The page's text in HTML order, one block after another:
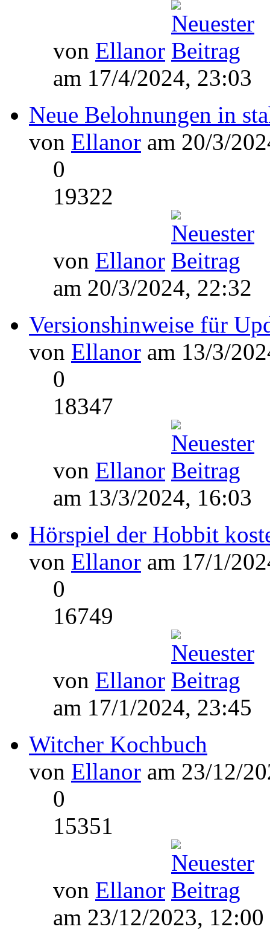
von Ellanor
am 17/4/2024, 23:03
Neue Belohnungen in
von Ellanor am 20/3/
0
19322
von Ellanor
am 20/3/2024, 22:32
Versionshinweise für
von Ellanor am 13/3/
0
18347
von Ellanor
am 13/3/2024, 16:03
Hörspiel der Hobbit
von Ellanor am 17/1/
0
16749
von Ellanor
am 17/1/2024, 23:45
Witcher Kochbuch
von Ellanor am 23/12/
0
15351
von Ellanor
am 23/12/2023, 12:00